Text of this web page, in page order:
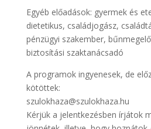
Egyéb előadások: gyermek és
dietetikus, családjogász,
pénzügyi szakember,
biztosítási szaktanácsadó
A programok ingyenesek, de
kötöttek:
szulokhaza@szulokhaza.hu
Kérjük a jelentkezésben írjátok